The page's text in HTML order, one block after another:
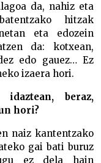
da, nahiz eta
hitzak
eta edozein
da: kotxean,
edo gauez… Ez
izaera hori.
beraz,
hori?
naiz kantentzako
gai bati buruz
ez dela hain